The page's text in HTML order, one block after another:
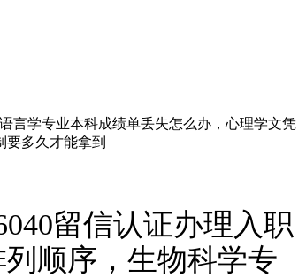
言学专业本科成绩单丢失怎么办，心理学文凭
多久才能拿到
留信认证办理入职
顺序，生物科学专